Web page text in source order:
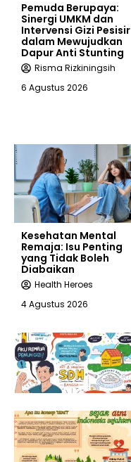
Pemuda Berupaya:
Sinergi UMKM dan
Intervensi Gizi Pesisir
dalam Mewujudkan
Dapur Anti Stunting
Risma Rizkiningsih
6 Agustus 2026
Kesehatan Mental
Remaja: Isu Penting
yang Tidak Boleh
Diabaikan
Health Heroes
4 Agustus 2026